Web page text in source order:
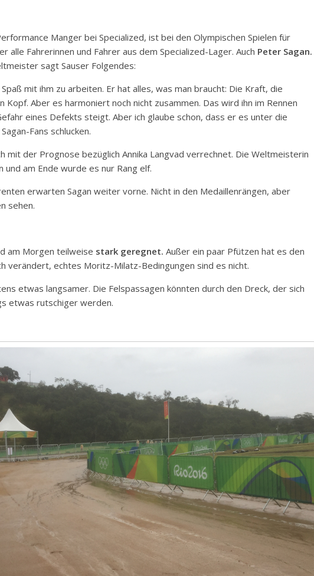
Manger bei Specialized, ist bei den Olympischen Spielen für
alle Fahrerinnen und Fahrer aus dem Specialized-Lager. Auch Peter Sagan.
sagt Sauser Folgendes:
mit ihm zu arbeiten. Er hat alles, was man braucht: Die Kraft, die
Kopf. Aber es harmoniert noch nicht zusammen. Das wird ihn im Rennen
eines Defekts steigt. Aber ich glaube schon, dass er es unter die
Fans schlucken.
mit der Prognose bezüglich Annika Langvad verrechnet. Die Weltmeisterin
am Ende wurde es nur Rang elf.
erwarten Sagan weiter vorne. Nicht in den Medaillenrängen, aber
sehen.
am Morgen teilweise stark geregnet. Außer ein paar Pfützen hat es den
verändert, echtes Moritz-Milatz-Bedingungen sind es nicht.
etwas langsamer. Die Felspassagen könnten durch den Dreck, der sich
etwas rutschiger werden.